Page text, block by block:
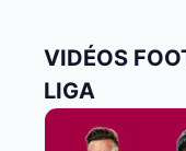
VIDÉOS
LIGA